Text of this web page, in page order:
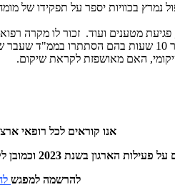
נמרץ בכוויות יספר על תפקידו של
האם מאושפזת לקראת שיקום.
אנו קוראים לכל רופאי
בשנת 2023 וכמובן לקראת האתגרים הצפויים לנו בשנת 2024
להרשמה למפגש